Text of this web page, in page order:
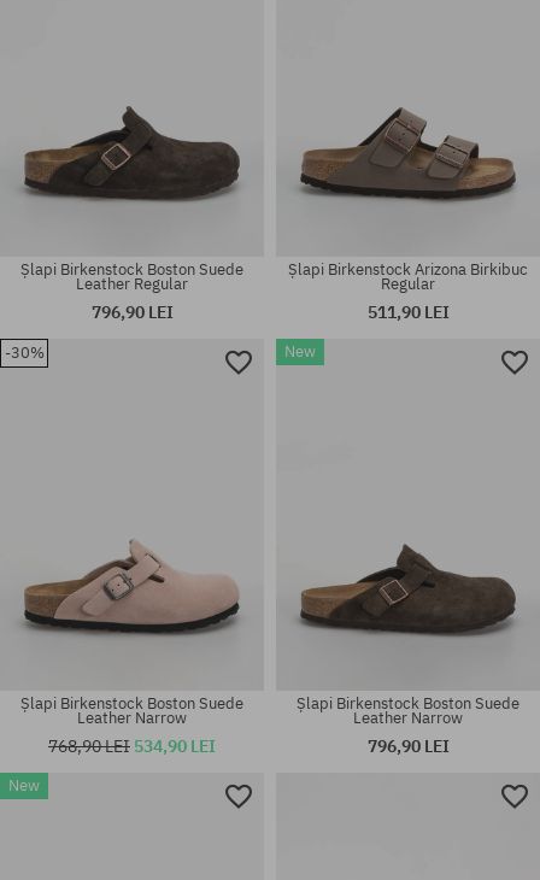
Mărimi existente:
Mărimi existente:
Mărimi existente:
Șlapi Birkenstock Boston Suede
Leather Regular
796,90 LEI
Șlapi Birkenstock Arizona Birkibuc
Regular
511,90 LEI
-30%
Șlapi Birkenstock Boston Suede
Leather Narrow
768,90 LEI 534,90 LEI
New
Șlapi Birkenstock Boston Suede
Leather Narrow
796,90 LEI
New